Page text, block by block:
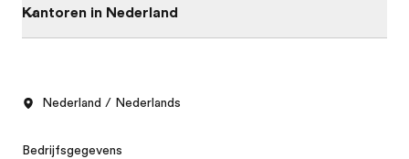
Kantoren in Nederland
Nederland / Nederlands
Bedrijfsgegevens